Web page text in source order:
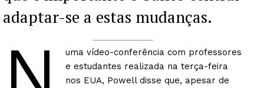
adaptar-se a estas mudanças.
uma vídeo-conferência com professores
e estudantes realizada na terça-feira
nos EUA, Powell disse que, apesar de